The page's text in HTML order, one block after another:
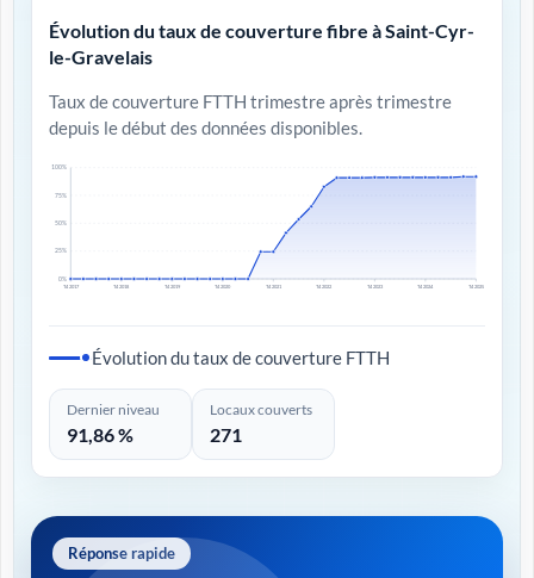
Évolution du taux de couverture fibre à Saint-Cyr-
le-Gravelais
Taux de couverture FTTH trimestre après trimestre
depuis le début des données disponibles.
0%
25%
50%
75%
100%
T4 2017 T4 2018 T4 2019 T4 2020 T4 2021 T4 2022 T4 2023 T4 2024 T4 2025
Évolution du taux de couverture FTTH
Dernier niveau
91,86 %
Locaux couverts
271
Réponse rapide